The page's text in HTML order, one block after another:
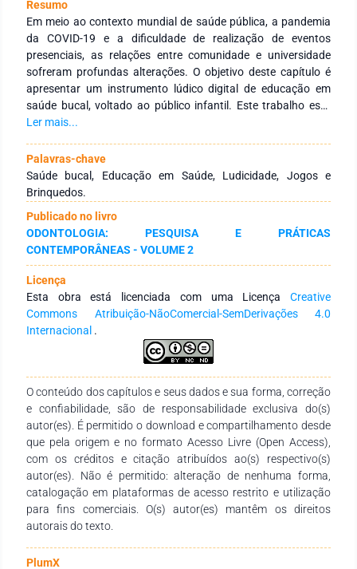
Resumo
Em meio ao contexto mundial de saúde pública, a pandemia
da COVID-19 e a dificuldade de realização de eventos
presenciais, as relações entre comunidade e universidade
sofreram profundas alterações. O objetivo deste capítulo é
apresentar um instrumento lúdico digital de educação em
saúde bucal, voltado ao público infantil. Este trabalho está
vinculado a um projeto de extensão universitária e foi
e digital, propiciar o acesso de crianças em idade escolar a
conhecimentos básicos sobre saúde bucal. Essencialmente
foram abordados assuntos referentes à prevenção da cárie
dentária, incluindo o papel da dieta e da higiene bucal, por
meio do desenvolvimento de história lúdica, de jogos virtuais e
passatempos inéditos. Conclui-se que o desenvolvimento de
novos meios de interação entre a comunidade externa e as
práticas universitárias deve ser mantido e reinventado
durante a pandemia, impulsionando a atividade lúdica digital
como uma inovação dos meios de promoção e educação em
saúde bucal e da motivação de crianças em fase escolar.
Ler mais...
Palavras-chave
Saúde bucal, Educação em Saúde, Ludicidade, Jogos e
Brinquedos.
Publicado no livro
ODONTOLOGIA: PESQUISA E PRÁTICAS
CONTEMPORÂNEAS - VOLUME 2
Licença
Esta obra está licenciada com uma Licença Creative
Commons Atribuição-NãoComercial-SemDerivações 4.0
Internacional .
O conteúdo dos capítulos e seus dados e sua forma, correção
e confiabilidade, são de responsabilidade exclusiva do(s)
autor(es). É permitido o download e compartilhamento desde
que pela origem e no formato Acesso Livre (Open Access),
com os créditos e citação atribuídos ao(s) respectivo(s)
autor(es). Não é permitido: alteração de nenhuma forma,
catalogação em plataformas de acesso restrito e utilização
para fins comerciais. O(s) autor(es) mantêm os direitos
autorais do texto.
PlumX